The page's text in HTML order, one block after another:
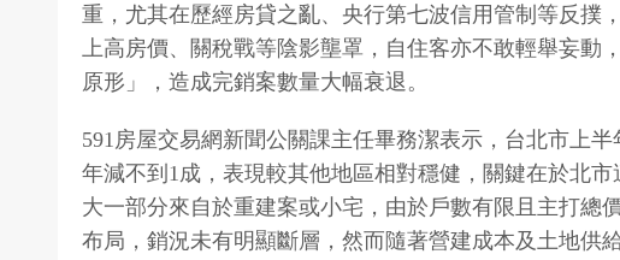
重，尤其在歷經房貸之亂、央行第七波信用管制等反撲
上高房價、關稅戰等陰影壟罩，自住客亦不敢輕舉妄動
原形」，造成完銷案數量大幅衰退。
591房屋交易網新聞公關課主任畢務潔表示，台北市上半
年減不到1成，表現較其他地區相對穩健，關鍵在於北
大一部分來自於重建案或小宅，由於戶數有限且主打總
布局，銷況未有明顯斷層，然而隨著營建成本及土地供